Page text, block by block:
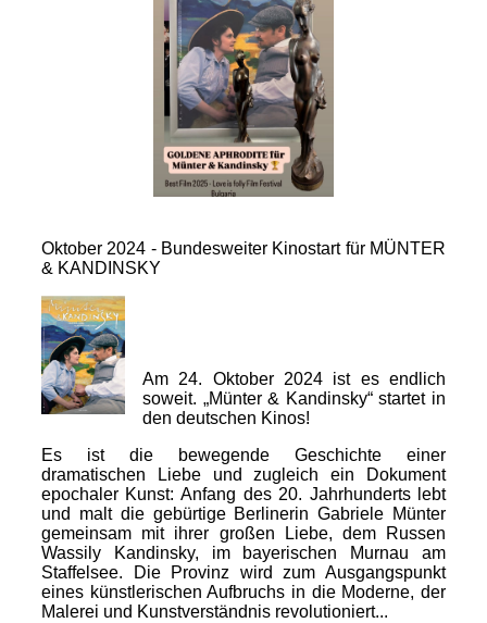
Oktober 2024 - Bundesweiter Kinostart für MÜNTER
& KANDINSKY
Am 24. Oktober 2024 ist es endlich
soweit. „Münter & Kandinsky“ startet in
den deutschen Kinos!
Es ist die bewegende Geschichte einer
dramatischen Liebe und zugleich ein Dokument
epochaler Kunst: Anfang des 20. Jahrhunderts lebt
und malt die gebürtige Berlinerin Gabriele Münter
gemeinsam mit ihrer großen Liebe, dem Russen
Wassily Kandinsky, im bayerischen Murnau am
Staffelsee. Die Provinz wird zum Ausgangspunkt
eines künstlerischen Aufbruchs in die Moderne, der
Malerei und Kunstverständnis revolutioniert...